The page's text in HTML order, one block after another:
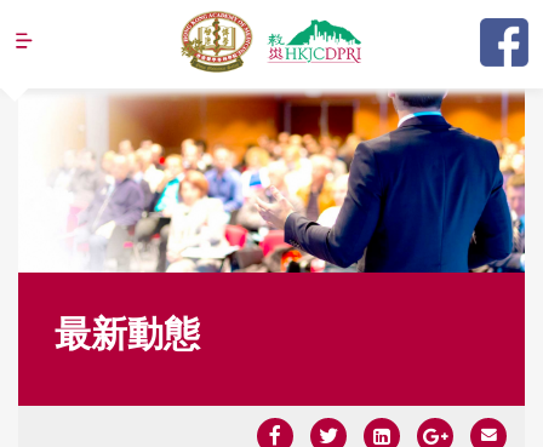
Jump to navigation
最新動態